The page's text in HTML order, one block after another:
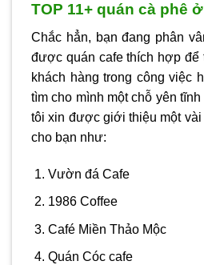
TOP 11+ quán cà phê
Chắc hẳn, bạn đang phân
được quán cafe thích hợp để
khách hàng trong công việc
tìm cho mình một chỗ yên
tôi xin được giới thiệu một vài
cho bạn như:
Vườn đá Cafe
1986 Coffee
Café Miền Thảo Mộc
Quán Cóc cafe